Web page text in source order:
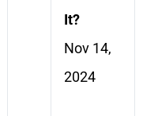
It?
Nov 14,
2024